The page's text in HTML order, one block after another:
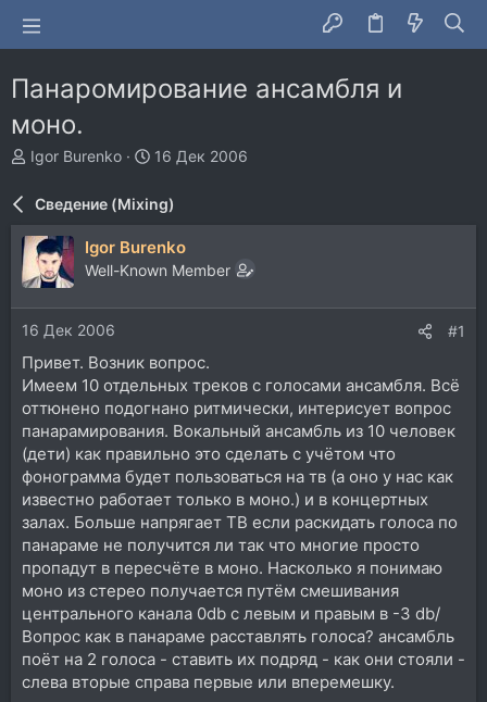
Панаромирование ансамбля и
моно.
А
т
р
т
е
ы
Igor Burenko
Д
а
а
ч
16 Дек 2006
Сведение (Mixing)
Igor Burenko
Well-Known Member
16 Дек 2006 #1
Привет. Возник вопрос.
Имеем 10 отдельных треков с голосами ансамбля. Всё
оттюнено подогнано ритмически, интерисует вопрос
панарамирования. Вокальный ансамбль из 10 человек
(дети) как правильно это сделать с учётом что
фонограмма будет пользоваться на тв (а оно у нас как
известно работает только в моно.) и в концертных
залах. Больше напрягает ТВ если раскидать голоса по
панараме не получится ли так что многие просто
пропадут в пересчёте в моно. Насколько я понимаю
моно из стерео получается путём смешивания
центрального канала 0db с левым и правым в -3 db/
Вопрос как в панараме расставлять голоса? ансамбль
поёт на 2 голоса - ставить их подряд - как они стояли -
слева вторые справа первые или вперемешку.